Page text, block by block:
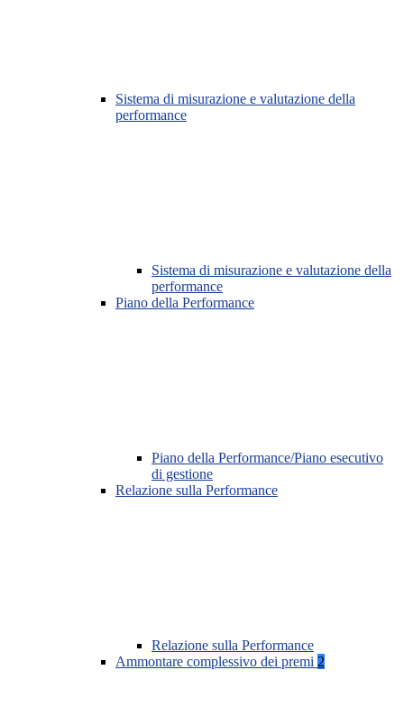
Sistema di misurazione e valutazione della
performance
Sistema di misurazione e valutazione della
performance
Piano della Performance
Piano della Performance/Piano esecutivo
di gestione
Relazione sulla Performance
Relazione sulla Performance
Ammontare complessivo dei premi 2